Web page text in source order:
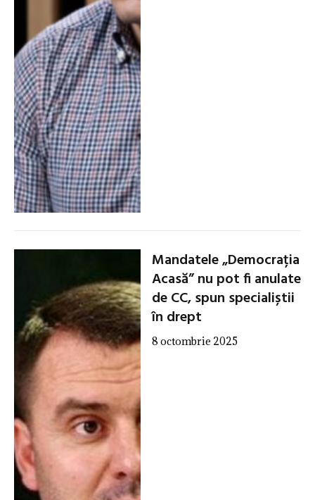
Mandatele „Democrația
Acasă” nu pot fi anulate
de CC, spun specialiștii
în drept
8 octombrie 2025